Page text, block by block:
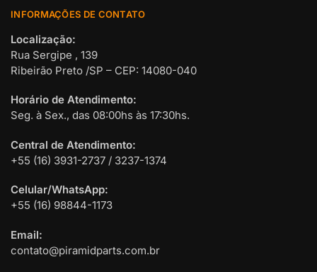
INFORMAÇÕES DE CONTATO
Localização:
Rua Sergipe , 139
Ribeirão Preto /SP – CEP: 14080-040
Horário de Atendimento:
Seg. à Sex., das 08:00hs às 17:30hs.
Central de Atendimento:
+55 (16) 3931-2737 / 3237-1374
Celular/WhatsApp:
+55 (16) 98844-1173
Email:
contato@piramidparts.com.br